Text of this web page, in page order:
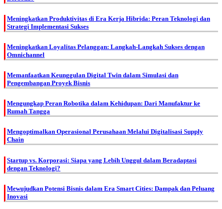
Meningkatkan Produktivitas di Era Kerja Hibrida: Peran Teknologi dan
Strategi Implementasi Sukses
Meningkatkan Loyalitas Pelanggan: Langkah-Langkah Sukses dengan
Omnichannel
Memanfaatkan Keunggulan Digital Twin dalam Simulasi dan
Pengembangan Proyek Bisnis
Mengungkap Peran Robotika dalam Kehidupan: Dari Manufaktur ke
Rumah Tangga
Mengoptimalkan Operasional Perusahaan Melalui Digitalisasi Supply
Chain
Startup vs. Korporasi: Siapa yang Lebih Unggul dalam Beradaptasi
dengan Teknologi?
Mewujudkan Potensi Bisnis dalam Era Smart Cities: Dampak dan Peluang
Inovasi